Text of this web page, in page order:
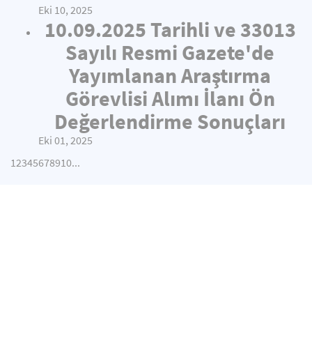
Eki 10, 2025
10.09.2025 Tarihli ve 33013
Sayılı Resmi Gazete'de
Yayımlanan Araştırma
Görevlisi Alımı İlanı Ön
Değerlendirme Sonuçları
Eki 01, 2025
12345678910...